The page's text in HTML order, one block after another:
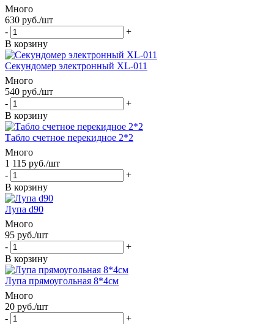
Много
630 руб./шт
-
+
В корзину
Секундомер электронный XL-011
Много
540 руб./шт
-
+
В корзину
Табло счетное перекидное 2*2
Много
1 115 руб./шт
-
+
В корзину
Лупа d90
Много
95 руб./шт
-
+
В корзину
Лупа прямоугольная 8*4см
Много
20 руб./шт
-
+